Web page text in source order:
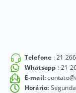
Telefone : 21
Whatsapp : 21
E-mail:
Horário: